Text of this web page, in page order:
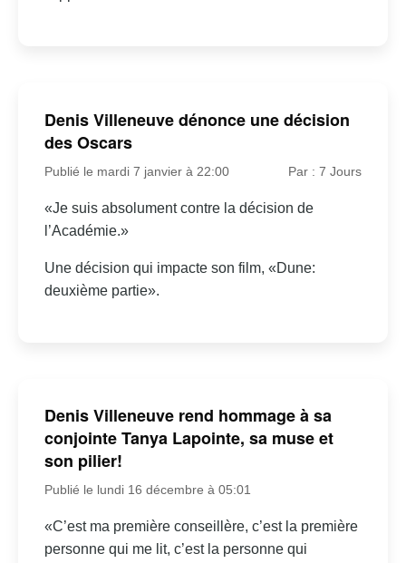
Denis Villeneuve dénonce une décision
des Oscars
Publié le mardi 7 janvier à 22:00 Par : 7 Jours
«Je suis absolument contre la décision de
l’Académie.»
Une décision qui impacte son film, «Dune:
deuxième partie».
Denis Villeneuve rend hommage à sa
conjointe Tanya Lapointe, sa muse et
son pilier!
Publié le lundi 16 décembre à 05:01
«C’est ma première conseillère, c’est la première
personne qui me lit, c’est la personne qui